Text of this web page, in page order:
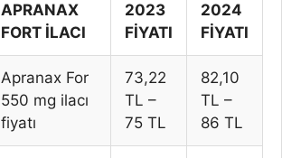
APRANAX
FORT İLACI
2023
FİYATI
2024
FİYATI
Apranax For
550 mg ilacı
fiyatı
73,22
TL –
75 TL
82,10
TL –
86 TL